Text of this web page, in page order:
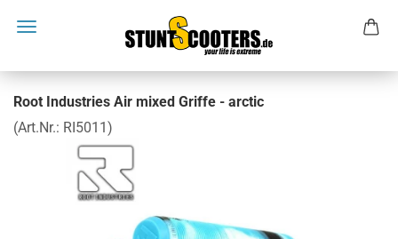
Root Industries Air mixed Griffe - arctic
(Art.Nr.: RI5011)